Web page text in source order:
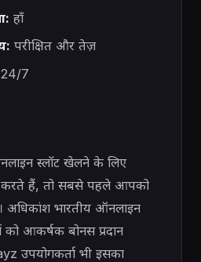
हाँ
परीक्षित और तेज़
24/7
स्लॉट खेलने के लिए
हैं, तो सबसे पहले आपको
अधिकांश भारतीय ऑनलाइन
को आकर्षक बोनस प्रदान
उपयोगकर्ता भी इसका